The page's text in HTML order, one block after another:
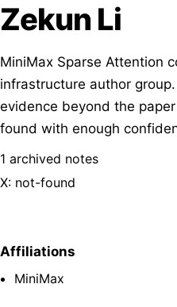
Zekun Li
MiniMax Sparse Attention
infrastructure author
evidence beyond the
found with enough
1 archived notes
X: not-found
Affiliations
MiniMax